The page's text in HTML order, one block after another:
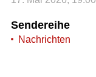
Sendereihe
Nachrichten